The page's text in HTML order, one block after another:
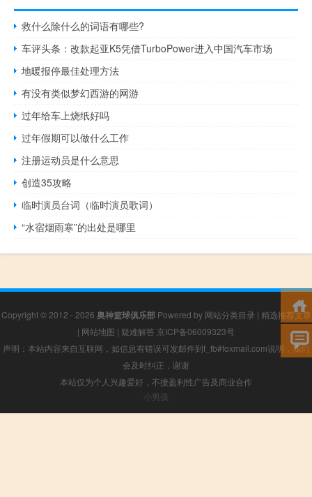
救什么除什么的词语有哪些?
车评头条：改款起亚K5凭借TurboPower进入中国汽车市场
地暖报停最佳处理方法
有没有类似梦幻西游的网游
过年给车上烧纸好吗
过年假期可以做什么工作
注册运动员是什么意思
创造35攻略
临时演员台词（临时演员歌词）
“水宿烟雨寒”的出处是哪里
Copyright © 2012 - 2026 奥神篮球俱乐部Powered by 网站分类目录 | 精选推荐文章
| 网站地图 | 疑难解答 京ICP备06009323号
声明：本站内容来自互联网，如信息有错误可发邮件到f_fb#foxmail.com说明，我们
会及时纠正，谢谢
本站仅为个人兴趣爱好，不接盈利性广告及商业合作
小男孩